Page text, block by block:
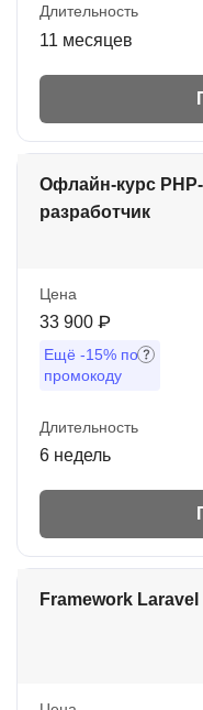
Длительность
11 месяцев
Офлайн-курс PHP-
разработчик
Цена
33 900 ₽
Ещё -15% по
промокоду
Длительность
6 недель
Framework Laravel